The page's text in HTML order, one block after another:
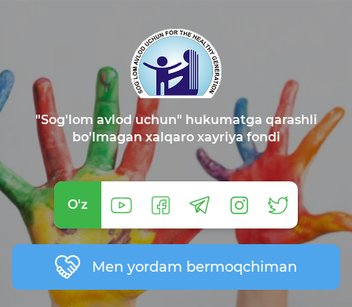
"Sog'lom avlod uchun" hukumatga qarashli
bo'lmagan xalqaro xayriya fondi
O'z
Men yordam bermoqchiman